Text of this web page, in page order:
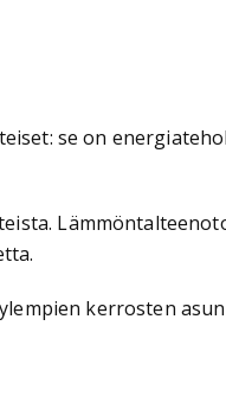
se on
kerrosten